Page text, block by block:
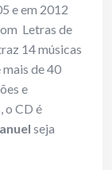
e em 2012
Letras de
14 músicas
de 40
e
o CD é
seja